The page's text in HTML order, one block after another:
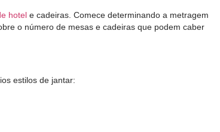
hotel e cadeiras. Comece determinando a metragem
o número de mesas e cadeiras que podem caber
estilos de jantar: